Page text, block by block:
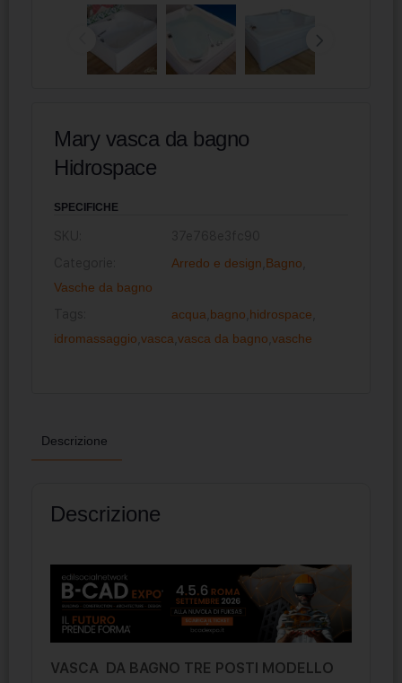
Mary vasca da bagno
Hidrospace
SPECIFICHE
Arredo e design Bagno
Vasche da bagno
acqua bagno hidrospace
idromassaggio vasca vasca da bagno vasche
Descrizione
Descrizione
VASCA DA BAGNO TRE POSTI MODELLO